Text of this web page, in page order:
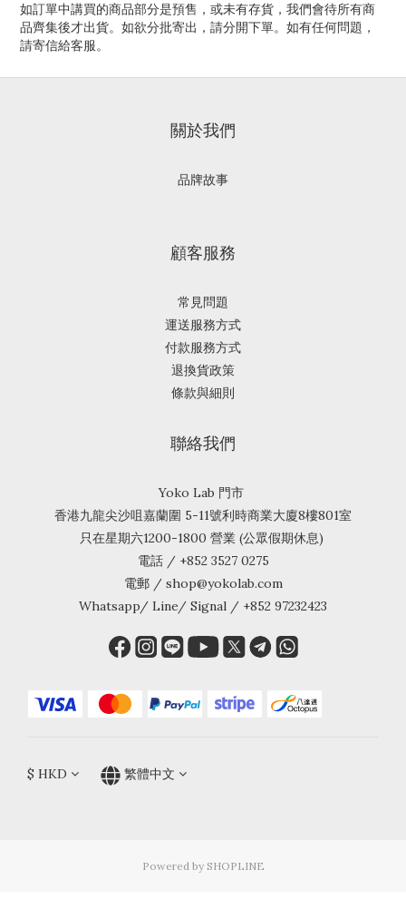
如訂單中講買的商品部分是預售，或未有存貨，我們會待所有商
品齊集後才出貨。如欲分批寄出，請分開下單。如有任何問題，
請寄信給客服。
關於我們
品牌故事
顧客服務
常見問題
運送服務方式
付款服務方式
退換貨政策
條款與細則
聯絡我們
Yoko Lab 門市
香港九龍尖沙咀嘉蘭圍 5-11號利時商業大廈8樓801室
只在星期六1200-1800 營業 (公眾假期休息)
電話 / +852 3527 0275
電郵 / shop@yokolab.com
Whatsapp/ Line/ Signal / +852 97232423
$ HKD 繁體中文
Powered by SHOPLINE